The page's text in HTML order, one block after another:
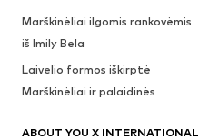
Marškinėliai ilgomis rankovėmis
iš Imily Bela
Laivelio formos iškirptė
Marškinėliai ir palaidinės
ABOUT YOU X INTERNATIONAL